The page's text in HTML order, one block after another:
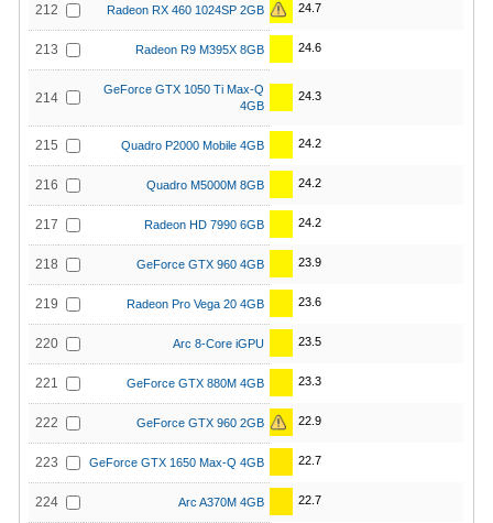
212 Radeon RX 460 1024SP 2GB 24.7
213 Radeon R9 M395X 8GB 24.6
214
GeForce GTX 1050 Ti Max-Q
4GB
24.3
215 Quadro P2000 Mobile 4GB 24.2
216 Quadro M5000M 8GB 24.2
217 Radeon HD 7990 6GB 24.2
218 GeForce GTX 960 4GB 23.9
219 Radeon Pro Vega 20 4GB 23.6
220 Arc 8-Core iGPU 23.5
221 GeForce GTX 880M 4GB 23.3
222 GeForce GTX 960 2GB 22.9
223 GeForce GTX 1650 Max-Q 4GB 22.7
224 Arc A370M 4GB 22.7